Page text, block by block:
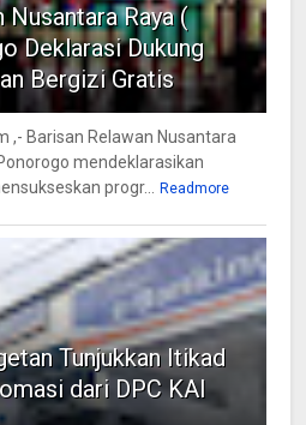
Nusantara Raya (
Deklarasi Dukung
Bergizi Gratis
,- Barisan Relawan Nusantara
mendeklarasikan
progr...
Readmore
Tunjukkan Itikad
dari DPC KAI